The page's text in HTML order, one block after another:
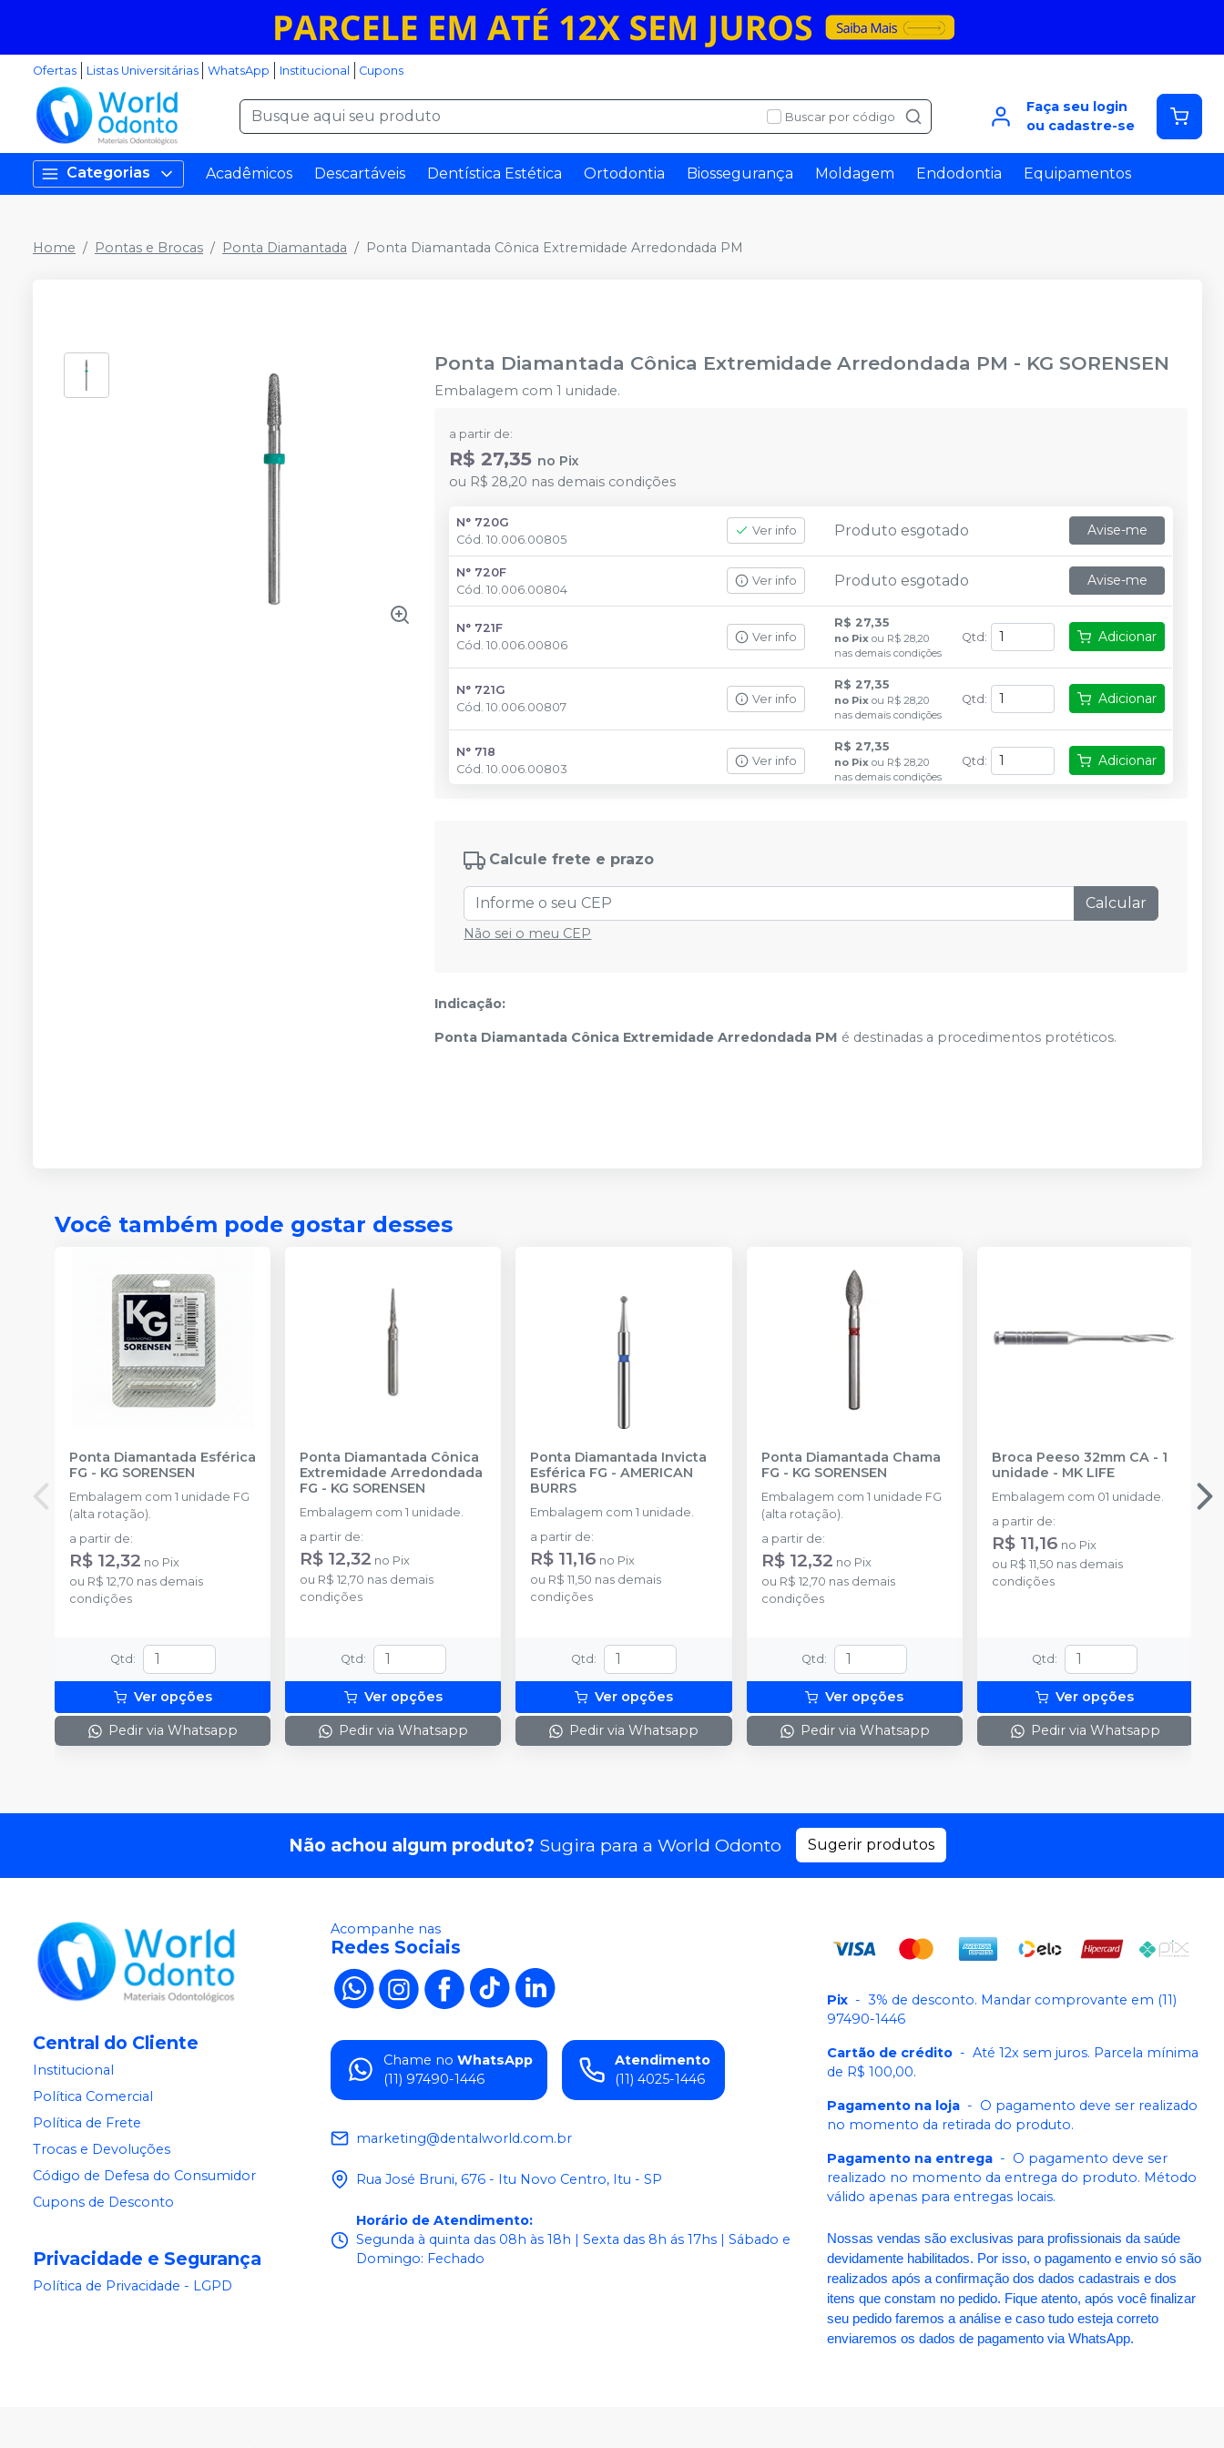
Ofertas Listas Universitárias WhatsApp Institucional Cupons
Buscar por código
Faça seu login
ou cadastre-se
Categorias Acadêmicos Descartáveis Dentística Estética Ortodontia Biossegurança Moldagem Endodontia Equipamentos
Home Pontas e Brocas Ponta Diamantada Ponta Diamantada Cônica Extremidade Arredondada PM
Ponta Diamantada Cônica Extremidade Arredondada PM - KG SORENSEN
Embalagem com 1 unidade.
a partir de:
R$ 27,35 no Pix
ou R$ 28,20 nas demais condições
N° 720G
Cód.10.006.00805
Ver info Produto esgotado Avise-me
N° 720F
Cód.10.006.00804
Ver info Produto esgotado Avise-me
N° 721F
Cód.10.006.00806
Ver info
R$ 27,35
no Pix ou R$ 28,20
nas demais condições
Qtd : Adicionar
N° 721G
Cód.10.006.00807
Ver info
R$ 27,35
no Pix ou R$ 28,20
nas demais condições
Qtd : Adicionar
N° 718
Cód.10.006.00803
Ver info
R$ 27,35
no Pix ou R$ 28,20
nas demais condições
Qtd : Adicionar
Calcule frete e prazo
Calcular
Não sei o meu CEP
Indicação:
Ponta Diamantada Cônica Extremidade Arredondada PM é destinadas a procedimentos protéticos.
Você também pode gostar desses
Ponta Diamantada Esférica
FG - KG SORENSEN
Embalagem com 1 unidade FG
(alta rotação).
a partir de:
R$ 12,32 no Pix
ou R$ 12,70 nas demais
condições
Qtd :
Ver opções
Pedir via Whatsapp
Ponta Diamantada Cônica
Extremidade Arredondada
FG - KG SORENSEN
Embalagem com 1 unidade.
a partir de:
R$ 12,32 no Pix
ou R$ 12,70 nas demais
condições
Qtd :
Ver opções
Pedir via Whatsapp
Ponta Diamantada Invicta
Esférica FG -AMERICAN
BURRS
Embalagem com 1 unidade.
a partir de:
R$ 11,16 no Pix
ou R$ 11,50 nas demais
condições
Qtd :
Ver opções
Pedir via Whatsapp
Ponta Diamantada Chama
FG - KG SORENSEN
Embalagem com 1 unidade FG
(alta rotação).
a partir de:
R$ 12,32 no Pix
ou R$ 12,70 nas demais
condições
Qtd :
Ver opções
Pedir via Whatsapp
Broca Peeso 32mm CA - 1
unidade - MK LIFE
Embalagem com 01 unidade.
a partir de:
R$ 11,16 no Pix
ou R$ 11,50 nas demais
condições
Qtd :
Ver opções
Pedir via Whatsapp
Não achou algum produto? Sugira para a World Odonto Sugerir produtos
Central do Cliente
Institucional
Política Comercial
Política de Frete
Trocas e Devoluções
Código de Defesa do Consumidor
Cupons de Desconto
Privacidade e Segurança
Política de Privacidade - LGPD
Acompanhe nas
Redes Sociais
Chame no WhatsApp
(11) 97490-1446
Atendimento
(11) 4025-1446
marketing@dentalworld.com.br
Rua José Bruni, 676 - Itu Novo Centro, Itu - SP
Horário de Atendimento:
Segunda à quinta das 08h às 18h | Sexta das 8h ás 17hs | Sábado e
Domingo: Fechado
Pix - 3% de desconto. Mandar comprovante em (11)
97490-1446
Cartão de crédito - Até 12x sem juros. Parcela mínima
de R$ 100,00.
Pagamento na loja - O pagamento deve ser realizado
no momento da retirada do produto.
Pagamento na entrega - O pagamento deve ser
realizado no momento da entrega do produto. Método
válido apenas para entregas locais.
Nossas vendas são exclusivas para profissionais da saúde
devidamente habilitados. Por isso, o pagamento e envio só são
realizados após a confirmação dos dados cadastrais e dos
itens que constam no pedido. Fique atento, após você finalizar
seu pedido faremos a análise e caso tudo esteja correto
enviaremos os dados de pagamento via WhatsApp.